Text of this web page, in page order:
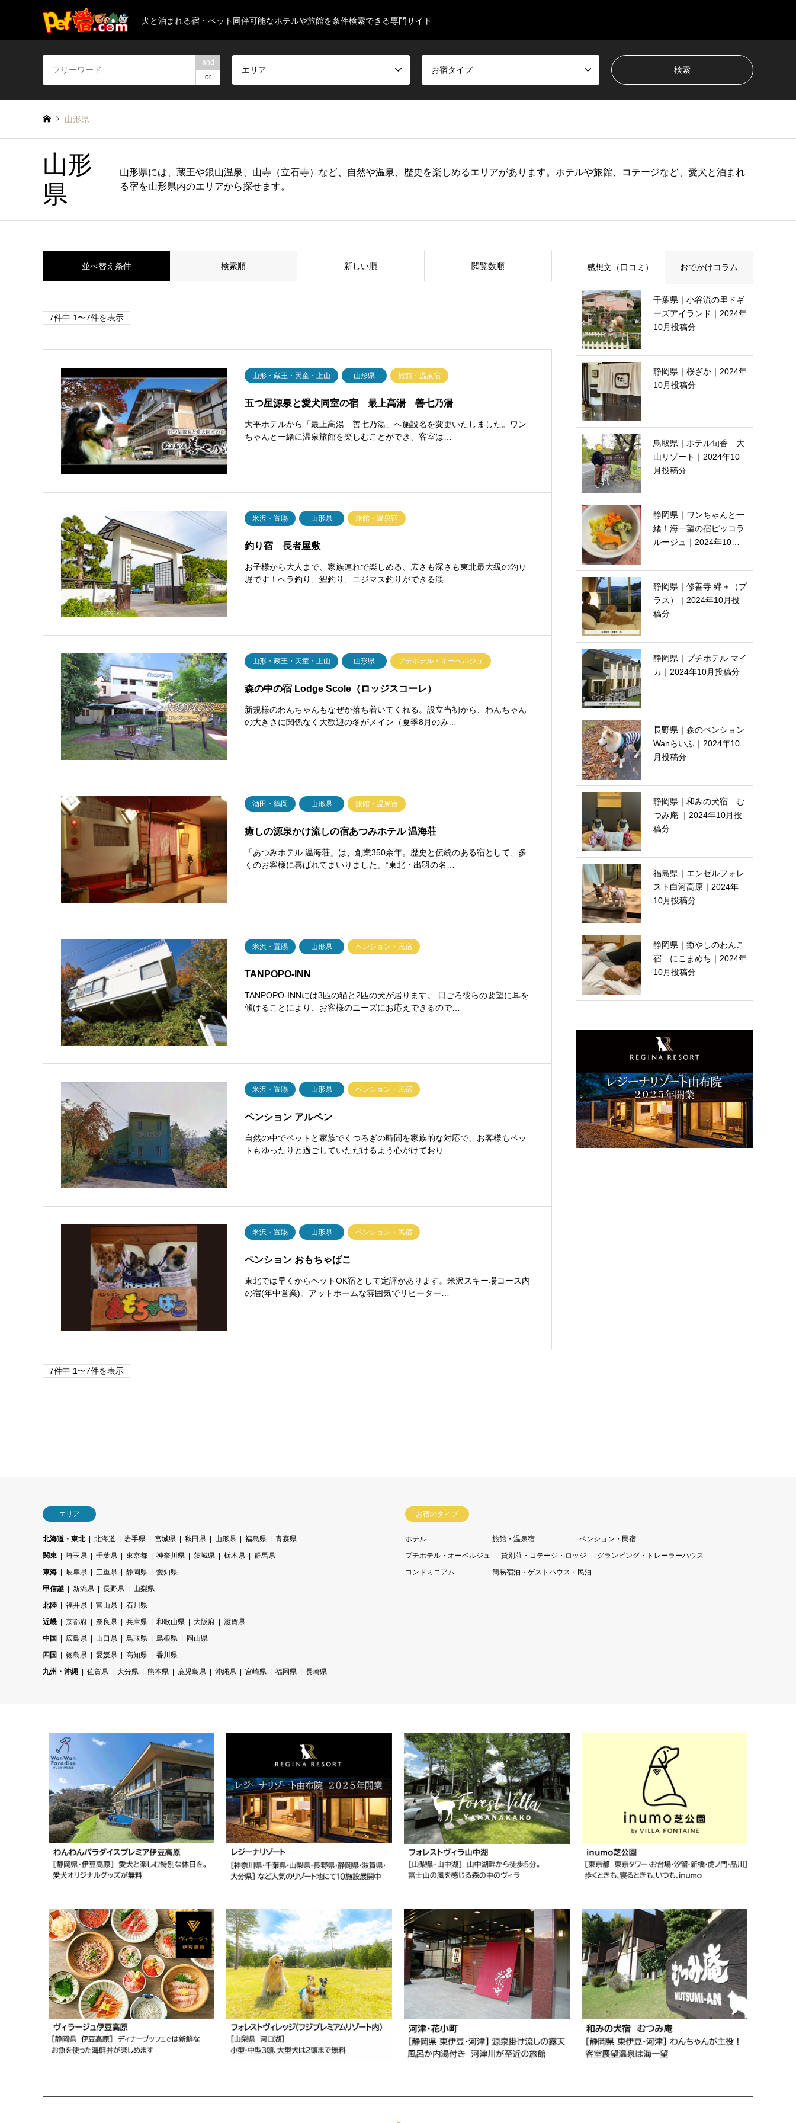
犬と泊まれる宿・ペット同伴可能なホテルや旅館を条件検索できる専門サイト
and
or
エリア お宿タイプ
山形県
山形
県
山形県には、蔵王や銀山温泉、山寺（立石寺）など、自然や温泉、歴史を楽しめるエリアがあります。ホテルや旅館、コテージなど、愛犬と泊まれ
る宿を山形県内のエリアから探せます。
並べ替え条件 検索順 新しい順 閲覧数順
7件中 1〜7件を表示
山形・蔵王・天童・上山 山形県 旅館・温泉宿
五つ星源泉と愛犬同室の宿 最上高湯 善七乃湯
大平ホテルから「最上高湯 善七乃湯」へ施設名を変更いたしました。ワン
ちゃんと一緒に温泉旅館を楽しむことができ、客室は…
米沢・置賜 山形県 旅館・温泉宿
釣り宿 長者屋敷
お子様から大人まで、家族連れで楽しめる、広さも深さも東北最大級の釣り
堀です！ヘラ釣り、鯉釣り、ニジマス釣りができる渓…
山形・蔵王・天童・上山 山形県 プチホテル・オーベルジュ
森の中の宿 Lodge Scole（ロッジスコーレ）
新規様のわんちゃんもなぜか落ち着いてくれる。設立当初から、わんちゃん
の大きさに関係なく大歓迎の冬がメイン（夏季8月のみ…
酒田・鶴岡 山形県 旅館・温泉宿
癒しの源泉かけ流しの宿あつみホテル 温海荘
「あつみホテル 温海荘」は、創業350余年。歴史と伝統のある宿として、多
くのお客様に喜ばれてまいりました。‟東北・出羽の名…
米沢・置賜 山形県 ペンション・民宿
TANPOPO-INN
TANPOPO-INNには3匹の猫と2匹の犬が居ります。 日ごろ彼らの要望に耳を
傾けることにより、お客様のニーズにお応えできるので…
米沢・置賜 山形県 ペンション・民宿
ペンション アルペン
自然の中でペットと家族でくつろぎの時間を家族的な対応で、お客様もペッ
トもゆったりと過ごしていただけるよう心がけており…
米沢・置賜 山形県 ペンション・民宿
ペンション おもちゃばこ
東北では早くからペットOK宿として定評があります。米沢スキー場コース内
の宿(年中営業)。アットホームな雰囲気でリピーター…
7件中 1〜7件を表示
感想文（口コミ） おでかけコラム
千葉県｜小谷流の里ドギ
ーズアイランド｜2024年
10月投稿分
静岡県｜桜ざか｜2024年
10月投稿分
鳥取県｜ホテル旬香 大
山リゾート｜2024年10
月投稿分
静岡県｜ワンちゃんと一
緒！海一望の宿ピッコラ
ルージュ｜2024年10…
静岡県｜修善寺 絆＋（プ
ラス）｜2024年10月投
稿分
静岡県｜プチホテル マイ
カ｜2024年10月投稿分
長野県｜森のペンション
Wanらいふ｜2024年10
月投稿分
静岡県｜和みの犬宿 む
つみ庵 ｜2024年10月投
稿分
福島県｜エンゼルフォレ
スト白河高原｜2024年
10月投稿分
静岡県｜癒やしのわんこ
宿 にこまめち｜2024年
10月投稿分
エリア
北海道・東北 北海道 岩手県 宮城県 秋田県 山形県 福島県
青森県
関東
埼玉県 千葉県 東京都 神奈川県 茨城県 栃木県
群馬県
東海
岐阜県 三重県 静岡県
愛知県
甲信越
新潟県 長野県
山梨県
北陸
福井県 富山県
石川県
近畿
京都府 奈良県 兵庫県 和歌山県 大阪府
滋賀県
中国
広島県 山口県 鳥取県 島根県
岡山県
四国
徳島県 愛媛県 高知県
香川県
九州・沖縄
佐賀県 大分県 熊本県 鹿児島県 沖縄県 宮崎県 福岡県 長崎県
お宿のタイプ
ホテル 旅館・温泉宿
ペンション・民宿
プチホテル・オーベルジュ
貸別荘・コテージ・ロッジ
グランピング・トレーラーハウス
コンドミニアム
簡易宿泊・ゲストハウス・民泊